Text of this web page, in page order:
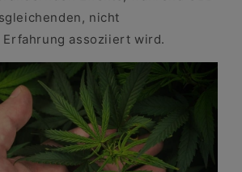
nicht
Erfahrung assoziiert wird.